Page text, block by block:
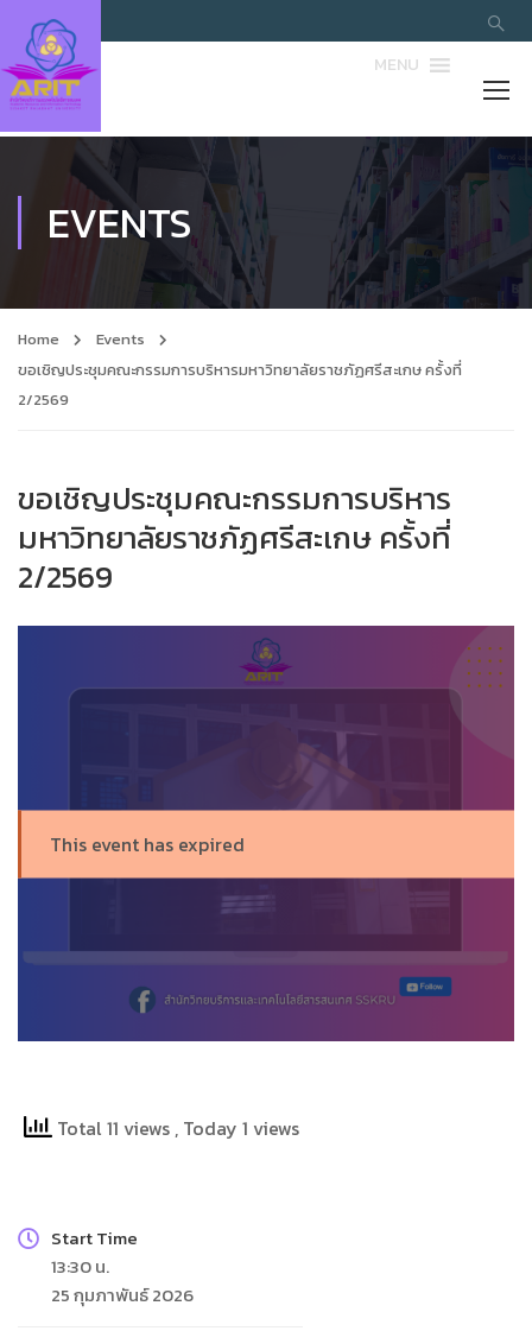
MENU
EVENTS
Home
Events
ขอเชิญประชุมคณะกรรมการบริหารมหาวิทยาลัยราชภัฏศรีสะเกษ ครั้งที่
2/2569
ขอเชิญประชุมคณะกรรมการบริหาร
มหาวิทยาลัยราชภัฏศรีสะเกษ ครั้งที่
2/2569
This event has expired
Total 11 views , Today 1 views
Start Time
13:30 น.
25 กุมภาพันธ์ 2026